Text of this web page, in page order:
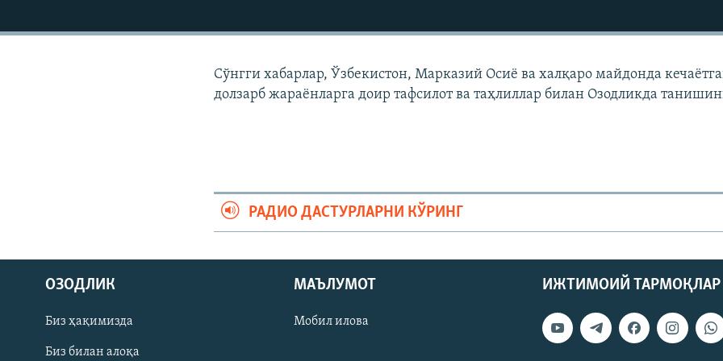
На русском
ИЖТИМОИЙ ТАРМОҚЛАР
Сўнгги хабарлар, Ўзбекистон, Марказий Осиë ва халқаро майдонда
долзарб жараëнларга доир тафсилот ва таҳлиллар билан Озодликда
РАДИО ДАСТУРЛАРНИ КЎРИНГ
ИЖТИМОИЙ ТАРМОҚЛАР
ОЗОДЛИК
Биз ҳақимизда
Биз билан алоқа
МАЪЛУМОТ
Мобил илова